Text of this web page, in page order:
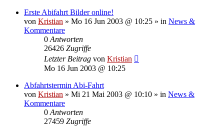
Erste Abifahrt Bilder online!
von Kristian » Mo 16 Jun 2003 @ 10:25 » in News &
Kommentare
0 Antworten
26426 Zugriffe
Letzter Beitrag von Kristian
Mo 16 Jun 2003 @ 10:25
Abfahrtstermin Abi-Fahrt
von Kristian » Mi 21 Mai 2003 @ 10:10 » in News &
Kommentare
0 Antworten
27459 Zugriffe